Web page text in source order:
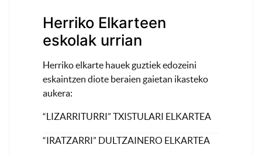
Herriko Elkarteen
eskolak urrian
Herriko elkarte hauek guztiek edozeini
eskaintzen diote beraien gaietan ikasteko
aukera:
“LIZARRITURRI” TXISTULARI ELKARTEA
“IRATZARRI” DULTZAINERO ELKARTEA